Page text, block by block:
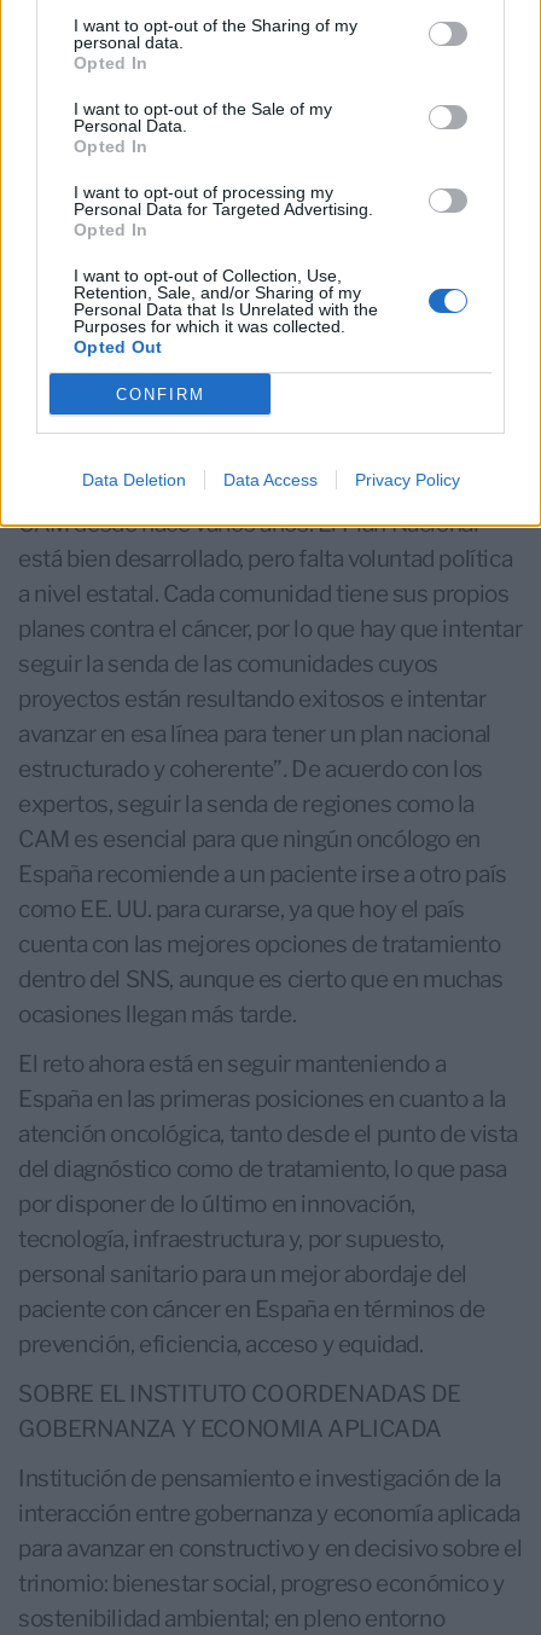
I want to opt-out of the Sharing of my
personal data.
Opted In
I want to opt-out of the Sale of my
Personal Data.
Opted In
I want to opt-out of processing my
Personal Data for Targeted Advertising.
Opted In
I want to opt-out of Collection, Use,
Retention, Sale, and/or Sharing of my
Personal Data that Is Unrelated with the
Purposes for which it was collected.
Opted Out
CONFIRM
Data Deletion Data Access Privacy Policy
MIR, redimensionar las plantillas o invertir en
investigación y cultura de la salud, pero no de
forma concreta en una región, sino a nivel
nacional, ya que es un asunto de magnitud estatal
oncología ha de enfrentarse a los retos de futuro
para seguir situándose al mismo nivel, incluso
superar, a países referentes como Estados
Unidos, para lo que es necesario adoptar modelos
asistenciales diferenciadores e impulsar
estrategias alineadas a nivel regional y nacional
para crear un sistema oncológico robusto y
cifras que se prevén, tal y como está haciendo la
CAM desde hace varios años. El Plan Nacional
está bien desarrollado, pero falta voluntad política
a nivel estatal. Cada comunidad tiene sus propios
planes contra el cáncer, por lo que hay que intentar
seguir la senda de las comunidades cuyos
proyectos están resultando exitosos e intentar
avanzar en esa línea para tener un plan nacional
estructurado y coherente”. De acuerdo con los
expertos, seguir la senda de regiones como la
CAM es esencial para que ningún oncólogo en
España recomiende a un paciente irse a otro país
como EE. UU. para curarse, ya que hoy el país
cuenta con las mejores opciones de tratamiento
dentro del SNS, aunque es cierto que en muchas
ocasiones llegan más tarde.
El reto ahora está en seguir manteniendo a
España en las primeras posiciones en cuanto a la
atención oncológica, tanto desde el punto de vista
del diagnóstico como de tratamiento, lo que pasa
por disponer de lo último en innovación,
tecnología, infraestructura y, por supuesto,
personal sanitario para un mejor abordaje del
paciente con cáncer en España en términos de
prevención, eficiencia, acceso y equidad.
SOBRE EL INSTITUTO COORDENADAS DE
GOBERNANZA Y ECONOMIA APLICADA
Institución de pensamiento e investigación de la
interacción entre gobernanza y economía aplicada
para avanzar en constructivo y en decisivo sobre el
trinomio: bienestar social, progreso económico y
sostenibilidad ambiental; en pleno entorno